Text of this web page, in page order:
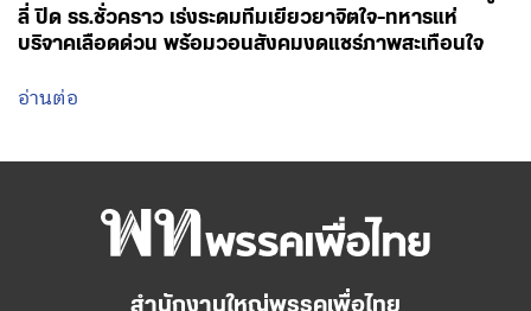
ลี่ ปิด รร.ชั่วคราว เร่งระดมทีมเยียวยาจิตใจ-ทหารแห่
บริจาคเลือดด่วน พร้อมวอนสังคมงดแชร์ภาพสะเทือนใจ
อ่านต่อ